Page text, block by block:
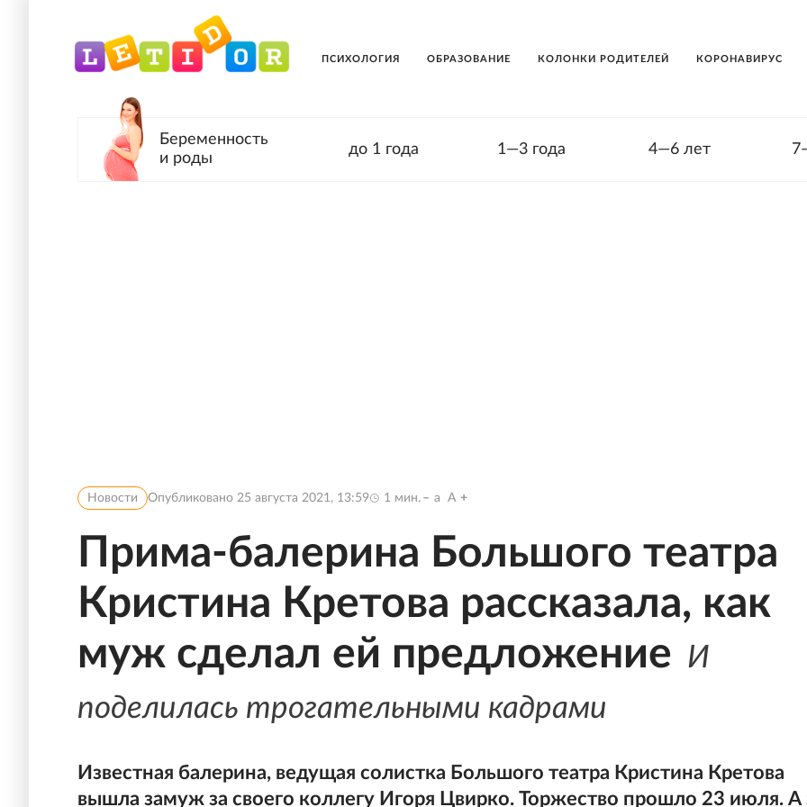
ПСИХОЛОГИЯ ОБРАЗОВАНИЕ КОЛОНКИ РОДИТЕЛЕЙ КОРОНАВИРУС
Беременность
и роды
до 1 года 1—3 года 4—6 лет
Новости Опубликовано 25 августа 2021, 13:59 1 мин. a A
Прима-балерина Большого театра
Кристина Кретова рассказала, как
муж сделал ей предложение И
поделилась трогательными кадрами
Известная балерина, ведущая солистка Большого театра Кристина Кретова
вышла замуж за своего коллегу Игоря Цвирко. Торжество прошло 23 июля. А